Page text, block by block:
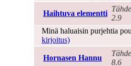
Haihtuva elementti
2.9
Minä haluaisin purjehtia
kirjoitus)
Hornasen Hannu
8.6